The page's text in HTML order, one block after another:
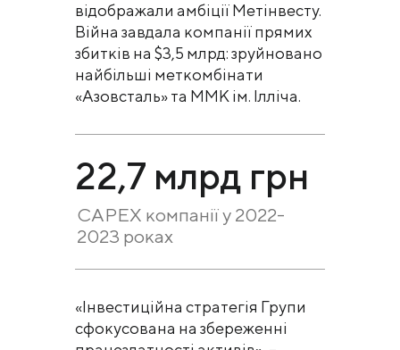
відображали амбіції Метінвесту.
Війна завдала компанії прямих
збитків на $3,5 млрд: зруйновано
найбільші меткомбінати
«Азовсталь» та ММК ім. Ілліча.
22,7 млрд грн
CAPEX компанії у 2022-
2023 роках
«Інвестиційна стратегія Групи
сфокусована на збереженні